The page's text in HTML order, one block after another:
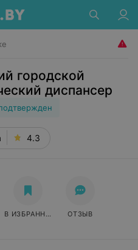
городской
диспансер
4.3
В ИЗБРАННОЕ ОТЗЫВ